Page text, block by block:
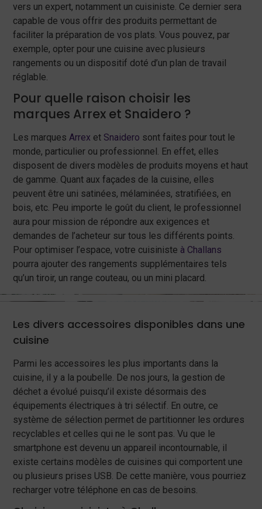
vers un expert, notamment un cuisiniste. Ce dernier sera
capable de vous offrir des produits permettant de
faciliter la préparation de vos plats. Vous pouvez, par
exemple, opter pour une cuisine avec plusieurs
rangements ou un dispositif doté d’un plan de travail
réglable.
Pour quelle raison choisir les
marques Arrex et Snaidero ?
Les marques Arrex et Snaidero sont faites pour tout le
monde, particulier ou professionnel. En effet, elles
disposent de divers modèles de produits moyens et haut
de gamme. Quant aux façades de la cuisine, elles
peuvent être uni satinées, mélaminées, stratifiées, en
bois, etc. Peu importe le goût du client, le professionnel
aura pour mission de répondre aux exigences et
demandes de l’acheteur sur tous les différents points.
Pour optimiser l’espace, votre cuisiniste à Challans
pourra ajouter des rangements supplémentaires tels
qu’un tiroir, un range couteau, ou un mini placard.
Les divers accessoires disponibles dans une
cuisine
Parmi les accessoires les plus importants dans la
cuisine, il y a la poubelle. De nos jours, la gestion de
déchet a évolué puisqu’il existe désormais des
équipements électriques à tri sélectif. En outre, ce
système de sélection permet de partitionner les ordures
recyclables et celles qui ne le sont pas. Vu que le
smartphone est devenu un appareil incontournable, il
existe certains modèles de cuisines qui comportent une
ou plusieurs prises USB. De cette manière, vous pourriez
recharger votre téléphone en cas de besoins.